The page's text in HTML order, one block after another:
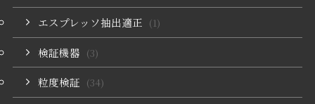
エスプレッソ抽出適正 (1)
検証機器 (3)
粒度検証 (34)